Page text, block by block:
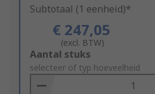
Subtotaal (1 eenheid)*
€ 247,05
(excl. BTW)
Add
to
Basket
Aantal stuks
selecteer of typ hoeveelheid